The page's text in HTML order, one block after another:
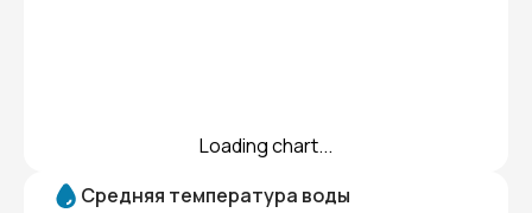
Loading chart...
Средняя температура воды